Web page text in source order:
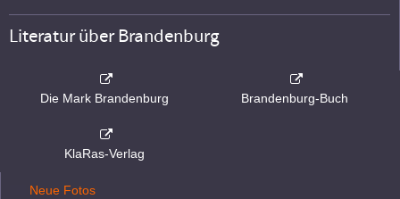
Literatur über Brandenburg
Die Mark Brandenburg Brandenburg-Buch
KlaRas-Verlag
Neue Fotos